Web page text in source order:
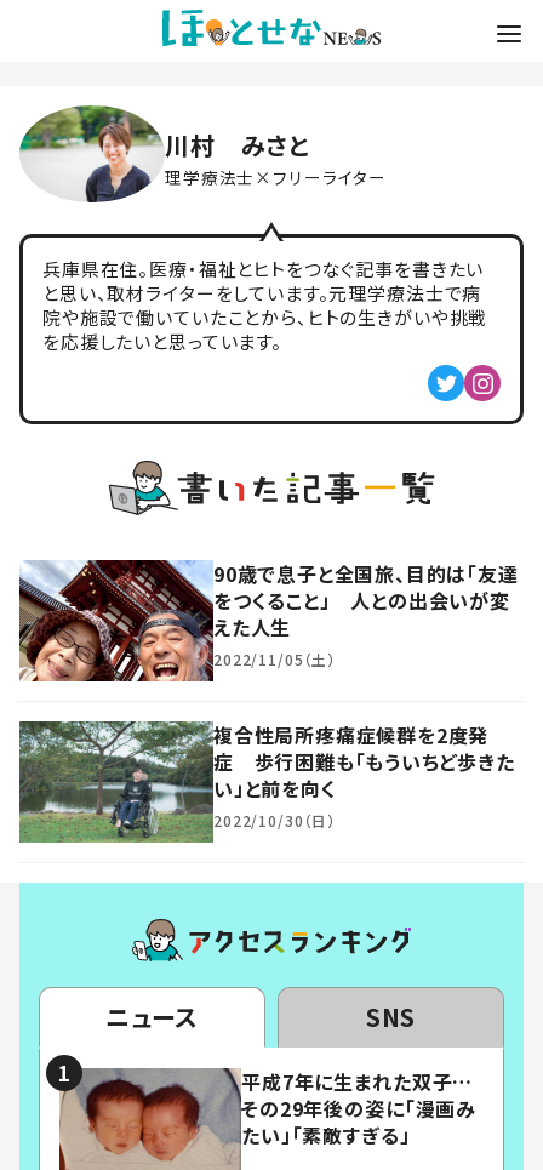
川村 みさと
理学療法士×フリーライター
兵庫県在住。医療・福祉とヒトをつなぐ記事を書きたい
と思い、取材ライターをしています。元理学療法士で病
院や施設で働いていたことから、ヒトの生きがいや挑戦
を応援したいと思っています。
90歳で息子と全国旅、目的は「友達
をつくること」 人との出会いが変
えた人生
2022/11/05（土）
複合性局所疼痛症候群を2度発
症 歩行困難も「もういちど歩きた
い」と前を向く
2022/10/30（日）
ニュース SNS
平成7年に生まれた双子…
その29年後の姿に「漫画み
たい」「素敵すぎる」